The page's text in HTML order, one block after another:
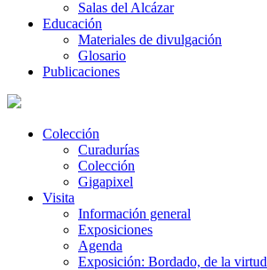
Salas del Alcázar
Educación
Materiales de divulgación
Glosario
Publicaciones
Colección
Curadurías
Colección
Gigapixel
Visita
Información general
Exposiciones
Agenda
Exposición: Bordado, de la virtud